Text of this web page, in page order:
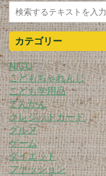
カテゴリー
NICU
こどもちゃれんじ
こども学用品
てんかん
クレジットカード
グルメ
ゲーム
ダイエット
ファッション